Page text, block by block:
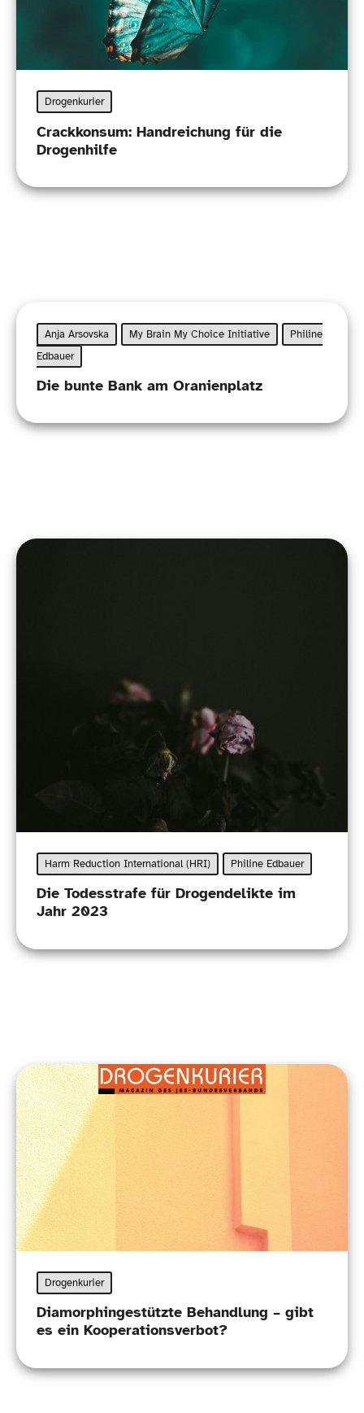
Drogenkurier
Crackkonsum: Handreichung für die
Drogenhilfe
Anja Arsovska My Brain My Choice Initiative
Philine
Edbauer
Die bunte Bank am Oranienplatz
Harm Reduction International (HRI) Philine Edbauer
Die Todesstrafe für Drogendelikte im
Jahr 2023
Drogenkurier
Diamorphingestützte Behandlung – gibt
es ein Kooperationsverbot?